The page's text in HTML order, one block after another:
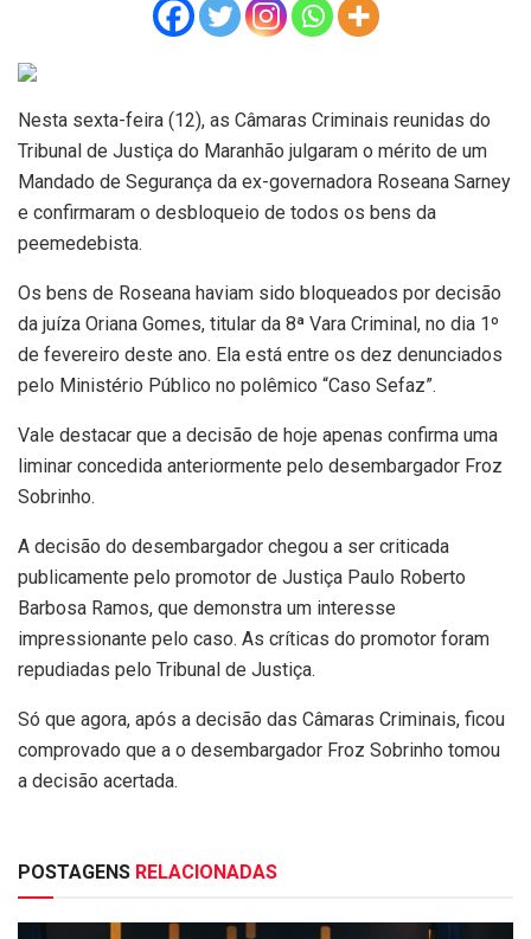
Nesta sexta-feira (12), as Câmaras Criminais reunidas do
Tribunal de Justiça do Maranhão julgaram o mérito de um
Mandado de Segurança da ex-governadora Roseana Sarney
e confirmaram o desbloqueio de todos os bens da
peemedebista.
Os bens de Roseana haviam sido bloqueados por decisão
da juíza Oriana Gomes, titular da 8ª Vara Criminal, no dia 1º
de fevereiro deste ano. Ela está entre os dez denunciados
pelo Ministério Público no polêmico “Caso Sefaz”.
Vale destacar que a decisão de hoje apenas confirma uma
liminar concedida anteriormente pelo desembargador Froz
Sobrinho.
A decisão do desembargador chegou a ser criticada
publicamente pelo promotor de Justiça Paulo Roberto
Barbosa Ramos, que demonstra um interesse
impressionante pelo caso. As críticas do promotor foram
repudiadas pelo Tribunal de Justiça.
Só que agora, após a decisão das Câmaras Criminais, ficou
comprovado que a o desembargador Froz Sobrinho tomou
a decisão acertada.
POSTAGENS RELACIONADAS